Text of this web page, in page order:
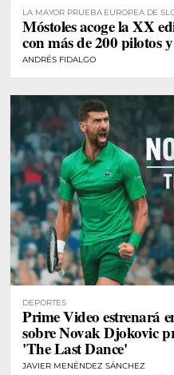
LA MAYOR PRUEBA EUROPEA DE
MÓSTOLES
Móstoles acoge la XX
con más de 200 pilotos
ANDRÉS FIDALGO
DEPORTES
Prime Video estrenará
sobre Novak Djokovic
'The Last Dance'
JAVIER MENÉNDEZ SÁNCHEZ